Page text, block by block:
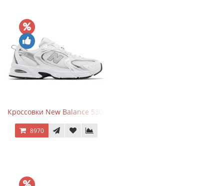
Кроссовки New Balance 530 White Silver Metallic
8970